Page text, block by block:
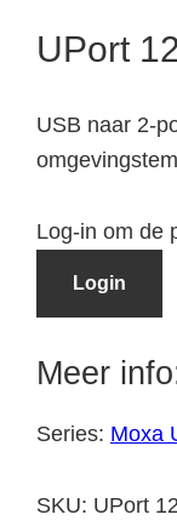
UPort
USB naar 2-
Log-in om de
Login
Meer
Series: Moxa
SKU: UPort